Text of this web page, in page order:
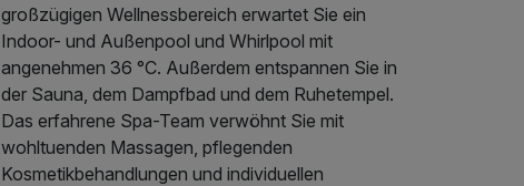
großzügigen Wellnessbereich erwartet Sie ein
Indoor- und Außenpool und Whirlpool mit
angenehmen 36 °C. Außerdem entspannen Sie in
der Sauna, dem Dampfbad und dem Ruhetempel.
Das erfahrene Spa-Team verwöhnt Sie mit
wohltuenden Massagen, pflegenden
Kosmetikbehandlungen und individuellen